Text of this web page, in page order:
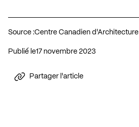
Source :Centre Canadien d'Architecture
Publié le 17 novembre 2023
Partager l'article